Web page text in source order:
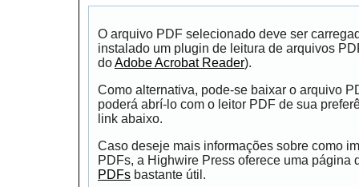
O arquivo PDF selecionado deve ser
instalado um plugin de leitura de arquivos
doAdobe Acrobat Reader).
Como alternativa, pode-se baixar o arquivo
poderá abrí-lo com o leitor PDF de sua
link abaixo.
Caso deseje mais informações sobre como
PDFs, a Highwire Press oferece uma página
PDFs bastante útil.